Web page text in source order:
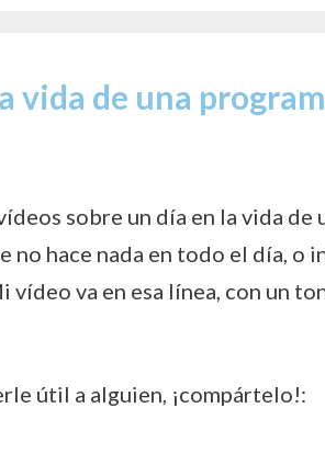
vida de una
sobre un día en la vida de
no hace nada en todo el día, o
va en esa línea, con un
útil a alguien, ¡compártelo!: